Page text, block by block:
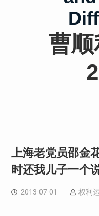
曹顺
上海老党员邵金
时还我儿子一个
2013-07-01 权利